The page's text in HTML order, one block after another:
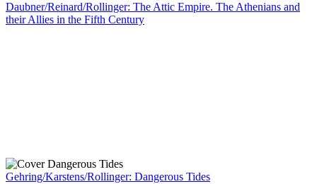
Daubner/Reinard/Rollinger: The Attic Empire. The Athenians and
their Allies in the Fifth Century
Gehring/Karstens/Rollinger: Dangerous Tides